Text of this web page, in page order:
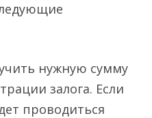
нужную сумму
залога. Если
проводиться